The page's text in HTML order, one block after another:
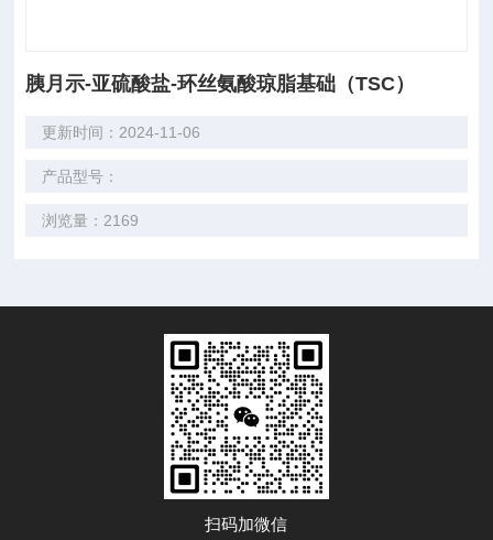
胰月示-亚硫酸盐-环丝氨酸琼脂基础（TSC）
更新时间：2024-11-06
产品型号：
浏览量：2169
扫码加微信